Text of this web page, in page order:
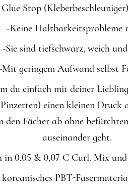
Stop
-Keine Haltbarkeitsprobleme
-Sie sind tiefschwarz, weich
geringem Aufwand selbst
du einfach mit deiner
einen kleinen Druck
Fächer ab ohne
auseinander geht.
in 0,05 & 0,07 C Curl. Mix und
koreanisches PBT-